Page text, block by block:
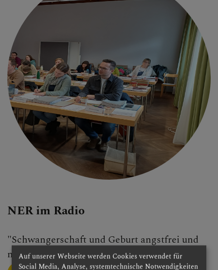
NER im Radio
"Schwangerschaft und Geburt angstfrei und
natürlich erleben"mit Ilona Schwägerl
Auf unserer Webseite werden Cookies verwendet für
Social Media, Analyse, systemtechnische Notwendigkeiten